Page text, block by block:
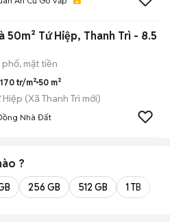
50m² Tứ Hiệp, Thanh Trì - 8.5
phố, mặt tiền
170 tr/m² 50 m²
Hiệp (Xã Thanh Trì mới)
Nhà Đất
?
256 GB 512 GB 1 TB